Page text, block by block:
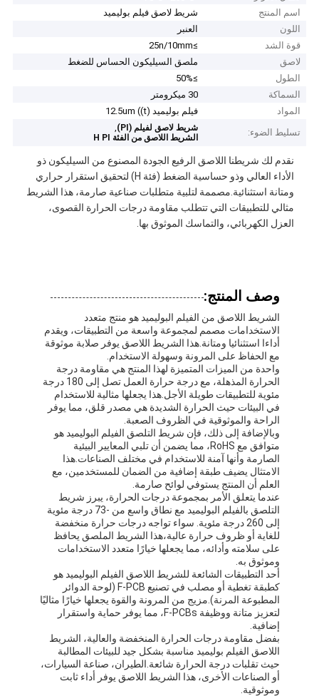
اسم المنتج
شريط لاصق فيلم بوليميد
اللون
العنبر
قوة الشد
≥25n/10mm
لاصق
ملصق السيليكون الحساس للضغط
الطول
≥50%
السماكة
30 ميكرومتر
المواد
فيلم بوليميد 12.5um ((t)
تسليط الضوء:
شريط لاصق لفيلم (PI) ,
الشريط اللاصق من الفئة H PI
نقدم لك شريطنا اللاصق الرفيع الجودة المصنوع من السيليكون ذو
الأداء العالي وذو حساسية الضغط (فئة H) لتحقيق استقرار حراري
ومتانة استثنائية.مصممة لتلبية متطلبات صناعية صارمة، هذا الشريط
مثالي للتطبيقات التي تتطلب مقاومة درجات الحرارة القصوى،
العزل الكهربائي، والتماسك الموثوق بها.
وصف المنتج:
الشريط اللاصق من الفيلم البوليميد هو منتج متعدد
الاستخدامات مصمم لمجموعة واسعة من التطبيقات، ويقدم
أداءا استثنائيا ومتانة.هذا الشريط اللاصق يوفر صلابة موثوقة
مع الحفاظ على المرونة وسهولة الاستخدام.
واحدة من الميزات المتميزة لهذا المنتج هي مقاومة درجة
الحرارة المذهلة، مع درجة حرارة العمل تصل إلى 180 درجة
مئوية للتطبيقات طويلة الأجل.هذا يجعلها مثالية للاستخدام
في البيئات حيث الحرارة الشديدة هي مصدر قلق، مما يوفر
الراحة والموثوقية في الظروف الصعبة.
وبالإضافة إلى ذلك، فإن شريط التلصق الفيلم البوليميد هو
متوافق مع RoHS، مما يضمن أن تلبي المعايير البيئية
الصارمة وأنها آمنة للاستخدام في مختلف الصناعات.هذا
الامتثال يضيف طبقة إضافية من الضمان للمستخدمين، مع
العلم أن المنتج يستوفي لوائح صارمة.
عندما يتعلق الأمر بمجموعة درجات الحرارة، يبرز شريط
التلصق بالفيلم البوليميد مع نطاق واسع من -73 درجة مئوية
إلى 260 درجة مئوية. سواء تواجه درجات حرارة منخفضة
للغاية أو ظروف حرارة عالية،هذا الشريط الملصق يحافظ
على سلامته وأدائه، مما يجعلها خيارًا متعدد الاستخدامات
وموثوق به.
أحد التطبيقات الشائعة للشريط اللاصق الفيلم البوليميد هو
كطبقة تغطية أو مصلب في تصنيع F-PCB (لوحة الدوائر
المطبوعة المرنة).مزيج من المرونة والقوة يجعلها خيارًا مثاليًا
لتعزيز متانة ووظيفة F-PCBs، مما يوفر حماية واستقرار
إضافية.
بفضل مقاومة درجات الحرارة المنخفضة والعالية، الشريط
اللاصق الفيلم بوليميد مناسبة بشكل جيد للبيئات المطالبة
حيث تقلبات درجة الحرارة شائعة.الطيران، صناعة السيارات،
أو الصناعات الأخرى، هذا الشريط اللاصق يوفر أداء ثابت
وموثوقية.